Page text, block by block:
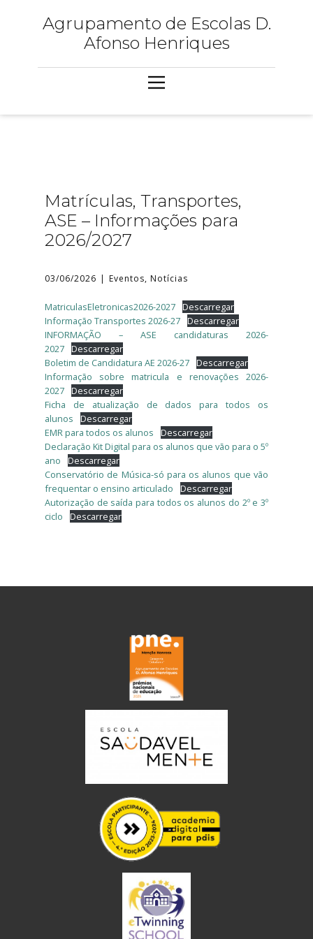
Agrupamento de Escolas D.
Afonso Henriques
Matrículas, Transportes,
ASE – Informações para
2026/2027
03/06/2026 Eventos, Notícias
MatriculasEletronicas2026-2027 Descarregar
Informação Transportes 2026-27 Descarregar
INFORMAÇÃO – ASE candidaturas 2026-
2027 Descarregar
Boletim de Candidatura AE 2026-27 Descarregar
Informação sobre matricula e renovações 2026-
2027 Descarregar
Ficha de atualização de dados para todos os
alunos
Descarregar
EMR para todos os alunos
Descarregar
Declaração Kit Digital para os alunos que vão para o 5º
ano
Descarregar
Conservatório de Música-só para os alunos que vão
frequentar o ensino articulado
Descarregar
Autorização de saída para todos os alunos do 2º e 3º
ciclo
Descarregar